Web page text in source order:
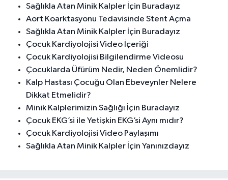
Sağlıkla Atan Minik Kalpler İçin Buradayız
Aort Koarktasyonu Tedavisinde Stent Açma
Sağlıkla Atan Minik Kalpler İçin Buradayız
Çocuk Kardiyolojisi Video İçeriği
Çocuk Kardiyolojisi Bilgilendirme Videosu
Çocuklarda Üfürüm Nedir, Neden Önemlidir?
Kalp Hastası Çocuğu Olan Ebeveynler Nelere
Dikkat Etmelidir?
Minik Kalplerimizin Sağlığı İçin Buradayız
Çocuk EKG’si ile Yetişkin EKG’si Aynı mıdır?
Çocuk Kardiyolojisi Video Paylaşımı
Sağlıkla Atan Minik Kalpler İçin Yanınızdayız